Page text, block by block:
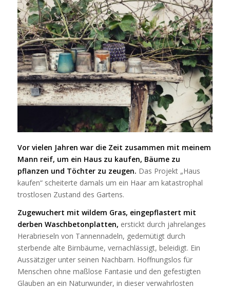
Vor vielen Jahren war die Zeit zusammen mit meinem
Mann reif, um ein Haus zu kaufen, Bäume zu
pflanzen und Töchter zu zeugen. Das Projekt „Haus
kaufen“ scheiterte damals um ein Haar am katastrophal
trostlosen Zustand des Gartens.
Zugewuchert mit wildem Gras, eingepflastert mit
derben Waschbetonplatten, erstickt durch jahrelanges
Herabrieseln von Tannennadeln, gedemütigt durch
sterbende alte Birnbäume, vernachlässigt, beleidigt. Ein
Aussätziger unter seinen Nachbarn. Hoffnungslos für
Menschen ohne maßlose Fantasie und den gefestigten
Glauben an ein Naturwunder, in dieser verwahrlosten